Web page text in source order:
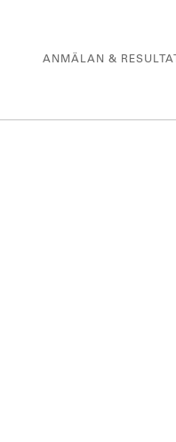
ANMÄLAN & RESULTAT